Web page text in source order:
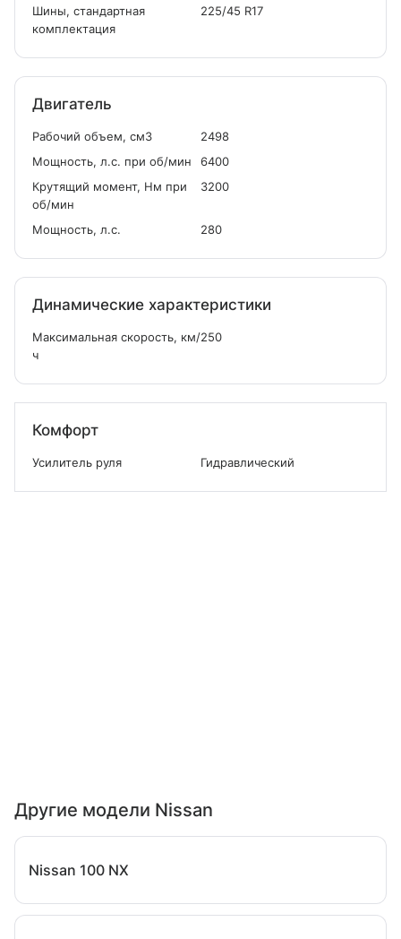
Шины, стандартная
комплектация
225/45 R17
Двигатель
Рабочий объем, см3
2498
Мощность, л.с. при об/мин
6400
Крутящий момент, Нм при
об/мин
3200
Мощность, л.с. 280
Динамические характеристики
Максимальная скорость, км/
ч
250
Комфорт
Усилитель руля Гидравлический
Другие модели Nissan
Nissan 100 NX